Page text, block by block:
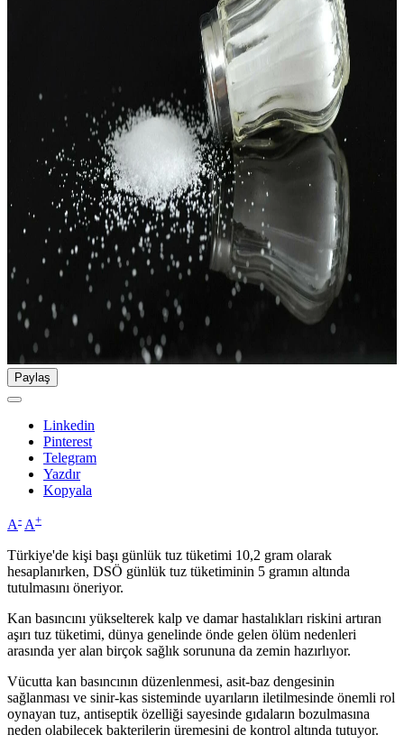
Paylaş
Linkedin
Pinterest
Telegram
Yazdır
Kopyala
A- A+
Türkiye'de kişi başı günlük tuz tüketimi 10,2 gram olarak
hesaplanırken, DSÖ günlük tuz tüketiminin 5 gramın altında
tutulmasını öneriyor.
Kan basıncını yükselterek kalp ve damar hastalıkları riskini artıran
aşırı tuz tüketimi, dünya genelinde önde gelen ölüm nedenleri
arasında yer alan birçok sağlık sorununa da zemin hazırlıyor.
Vücutta kan basıncının düzenlenmesi, asit-baz dengesinin
sağlanması ve sinir-kas sisteminde uyarıların iletilmesinde önemli rol
oynayan tuz, antiseptik özelliği sayesinde gıdaların bozulmasına
neden olabilecek bakterilerin üremesini de kontrol altında tutuyor.